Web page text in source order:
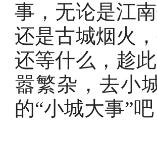
事，无论是江
还是古城烟火
还等什么，趁
嚣繁杂，去小
的“小城大事”吧